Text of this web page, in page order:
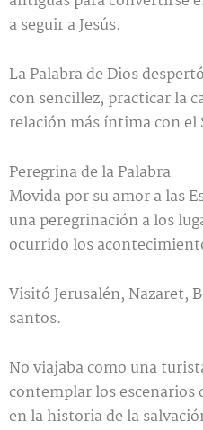
a seguir a Jesús.
La Palabra de Dios
con sencillez, practicar la
relación más íntima con el
Peregrina de la Palabra
Movida por su amor a las
una peregrinación a los
ocurrido los
Visitó Jerusalén, Nazaret,
santos.
No viajaba como una
contemplar los escenarios
en la historia de la